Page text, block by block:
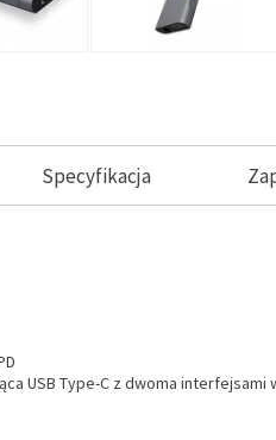
Specyfikacja
USB Type-C z dwoma interfejsami